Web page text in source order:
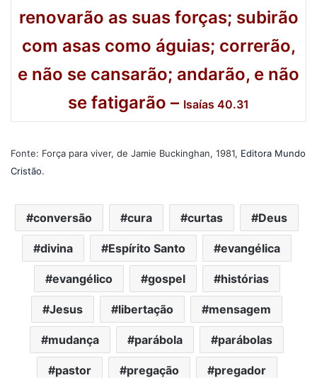
renovarão as suas forças; subirão
com asas como águias; correrão,
e não se cansarão; andarão, e não
se fatigarão – Isaías 40.31
Fonte: Força para viver, de Jamie Buckinghan, 1981, Editora Mundo
Cristão.
conversão cura curtas Deus
divina Espírito Santo evangélica
evangélico gospel histórias
Jesus libertação mensagem
mudança parábola parábolas
pastor pregação pregador